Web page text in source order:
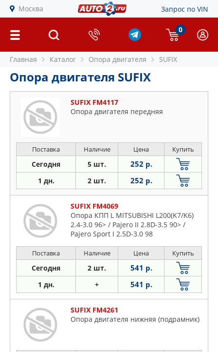
Москва Запрос по VIN
0
Главная Каталог Опора двигателя SUFIX
Опора двигателя SUFIX
SUFIX FM4117
Опора двигателя передняя
Поставка Наличие Цена Купить
Сегодня 5 шт. 252 р.
1 дн. 2 шт. 252 р.
SUFIX FM4069
Опора КПП L MITSUBISHI L200(K7/K6)
2.4-3.0 96> / Pajero II 2.8D-3.5 90> /
Pajero Sport I 2.5D-3.0 98
Поставка Наличие Цена Купить
Сегодня 2 шт. 541 р.
1 дн. + 541 р.
SUFIX FM4261
Опора двигателя нижняя (подрамник)